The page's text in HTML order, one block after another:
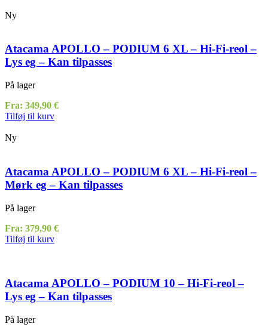
Ny
Atacama APOLLO – PODIUM 6 XL – Hi-Fi-reol –
Lys eg – Kan tilpasses
På lager
Fra: 349,90 €
Tilføj til kurv
Ny
Atacama APOLLO – PODIUM 6 XL – Hi-Fi-reol –
Mørk eg – Kan tilpasses
På lager
Fra: 379,90 €
Tilføj til kurv
Atacama APOLLO – PODIUM 10 – Hi-Fi-reol –
Lys eg – Kan tilpasses
På lager